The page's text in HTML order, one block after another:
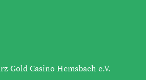
Gold Casino Hemsbach e.V.